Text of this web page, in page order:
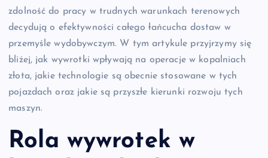
zdolność do pracy w trudnych warunkach terenowych
decydują o efektywności całego łańcucha dostaw w
przemyśle wydobywczym. W tym artykule przyjrzymy się
bliżej, jak wywrotki wpływają na operacje w kopalniach
złota, jakie technologie są obecnie stosowane w tych
pojazdach oraz jakie są przyszłe kierunki rozwoju tych
maszyn.
Rola wywrotek w